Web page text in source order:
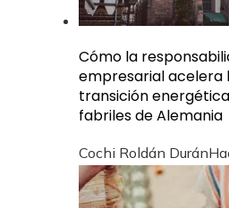
Cómo la
empresarial acelera
transición
fabriles de Alemania
Cochi Roldán Durán